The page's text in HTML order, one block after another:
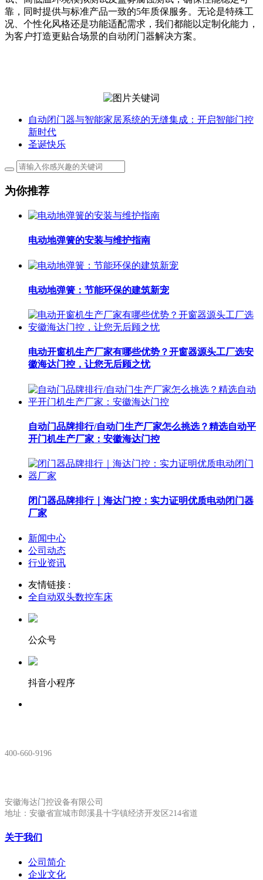
靠，同时提供与标准产品一致的5年质保服务。无论是特殊工
况、个性化风格还是功能适配需求，我们都能以定制化能力，
为客户打造更贴合场景的自动闭门器解决方案。
自动闭门器与智能家居系统的无缝集成：开启智能门控
新时代
圣诞快乐
为你推荐
电动地弹簧的安装与维护指南
电动地弹簧：节能环保的建筑新宠
电动开窗机生产厂家有哪些优势？开窗器源头工厂选安
徽海达门控，让您无后顾之忧
自动门品牌排行/自动门生产厂家怎么挑选？精选自动平
开门机生产厂家：安徽海达门控
闭门器品牌排行｜海达门控：实力证明优质电动闭门器
厂家
新闻中心
公司动态
行业资讯
友情链接 :
全自动双头数控车床
公众号
抖音小程序
400-660-9196
安徽海达门控设备有限公司
地址：安徽省宣城市郎溪县十字镇经济开发区214省道
关于我们
公司简介
企业文化